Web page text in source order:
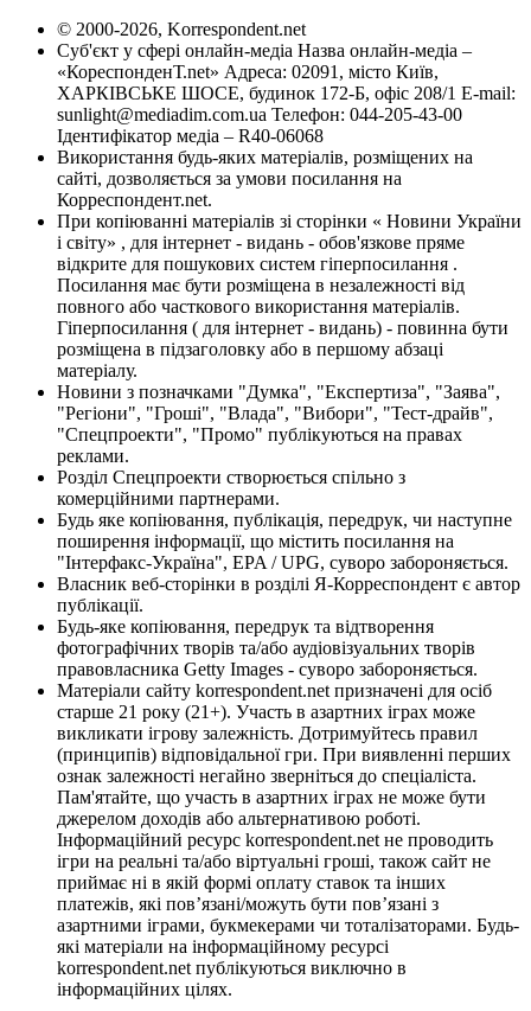
© 2000-2026, Korrespondent.net
Суб'єкт у сфері онлайн-медіа Назва онлайн-медіа –
«КореспонденТ.net» Адреса: 02091, місто Київ,
ХАРКІВСЬКЕ ШОСЕ, будинок 172-Б, офіс 208/1 E-mail:
sunlight@mediadim.com.ua Телефон: 044-205-43-00
Ідентифікатор медіа – R40-06068
Використання будь-яких матеріалів, розміщених на
сайті, дозволяється за умови посилання на
Корреспондент.net.
При копіюванні матеріалів зі сторінки « Новини України
і світу» , для інтернет - видань - обов'язкове пряме
відкрите для пошукових систем гіперпосилання .
Посилання має бути розміщена в незалежності від
повного або часткового використання матеріалів.
Гіперпосилання ( для інтернет - видань) - повинна бути
розміщена в підзаголовку або в першому абзаці
матеріалу.
Новини з позначками "Думка", "Експертиза", "Заява",
"Регіони", "Гроші", "Влада", "Вибори", "Тест-драйв",
"Спецпроекти", "Промо" публікуються на правах
реклами.
Розділ Спецпроекти створюється спільно з
комерційними партнерами.
Будь яке копіювання, публікація, передрук, чи наступне
поширення інформації, що містить посилання на
"Інтерфакс-Україна", EPA / UPG, суворо забороняється.
Власник веб-сторінки в розділі Я-Корреспондент є автор
публікації.
Будь-яке копіювання, передрук та відтворення
фотографічних творів та/або аудіовізуальних творів
правовласника Getty Images - суворо забороняється.
Матеріали сайту korrespondent.net призначені для осіб
старше 21 року (21+). Участь в азартних іграх може
викликати ігрову залежність. Дотримуйтесь правил
(принципів) відповідальної гри. При виявленні перших
ознак залежності негайно зверніться до спеціаліста.
Пам'ятайте, що участь в азартних іграх не може бути
джерелом доходів або альтернативою роботі.
Інформаційний ресурс korrespondent.net не проводить
ігри на реальні та/або віртуальні гроші, також сайт не
приймає ні в якій формі оплату ставок та інших
платежів, які пов’язані/можуть бути пов’язані з
азартними іграми, букмекерами чи тоталізаторами. Будь-
які матеріали на інформаційному ресурсі
korrespondent.net публікуються виключно в
інформаційних цілях.